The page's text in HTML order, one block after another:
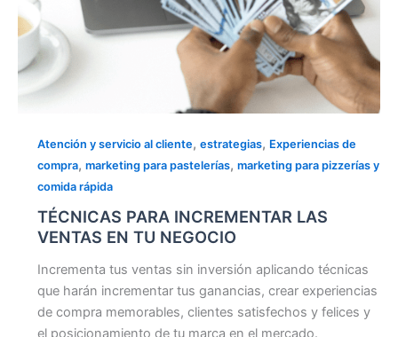
Atención y servicio al cliente, estrategias, Experiencias de
compra, marketing para pastelerías, marketing para pizzerías y
comida rápida
TÉCNICAS PARA INCREMENTAR LAS
VENTAS EN TU NEGOCIO
Incrementa tus ventas sin inversión aplicando técnicas
que harán incrementar tus ganancias, crear experiencias
de compra memorables, clientes satisfechos y felices y
el posicionamiento de tu marca en el mercado.